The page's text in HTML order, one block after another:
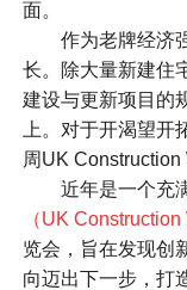
面。
作为老牌经济强
长。除大量新建住
建设与更新项目的
上。对于开渴望
周UK Construction
近年是一个充满
（UK Construction
览会，旨在发现创
向迈出下一步，打